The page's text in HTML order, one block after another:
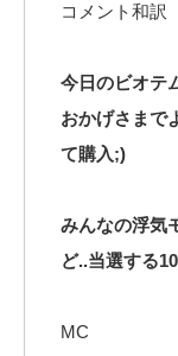
コメント和訳
今日のビオテ
おかげさまで
て購入;)
みんなの浮気
ど..当選する
MC